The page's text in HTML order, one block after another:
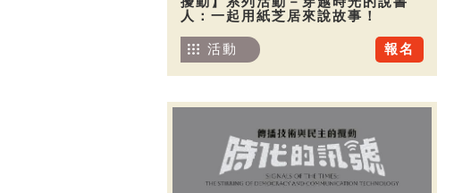
人：一起用紙芝居來說故事！
報名
活動